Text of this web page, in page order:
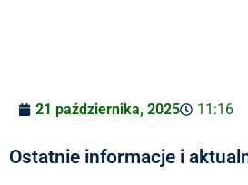
21 października, 2025 11:16
Ostatnie informacje i